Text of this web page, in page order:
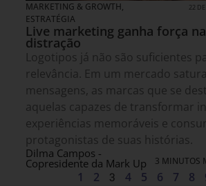
MARKETING & GROWTH,
ESTRATÉGIA
22
Live marketing ganha força
distração
Logotipos já não são suficientes
relevância. Em um mercado
mensagens, as marcas que se
aquelas capazes de transformar
experiências memoráveis e
protagonistas de suas histórias.
Dilma Campos -
Copresidente da Mark Up 3 MINUTOS
1 2 3 4 5 6 7 8